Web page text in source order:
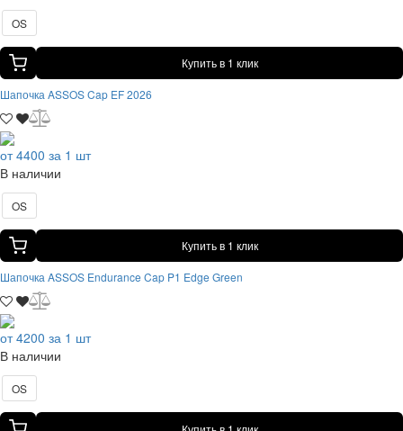
OS
Купить в 1 клик
Шапочка ASSOS Cap EF 2026
от 4400 за 1 шт
В наличии
OS
Купить в 1 клик
Шапочка ASSOS Endurance Cap P1 Edge Green
от 4200 за 1 шт
В наличии
OS